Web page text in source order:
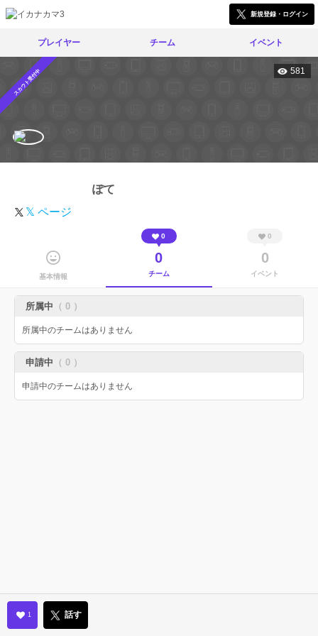
新規登録・ログイン
プレイヤー チーム イベント
スカウト受付中 581
ぽて
𝕏 ページ
基本情報
0
0
チーム
0
0
イベント
所属中 （ 0 ）
所属中のチームはありません
申請中 （ 0 ）
申請中のチームはありません
1 話す